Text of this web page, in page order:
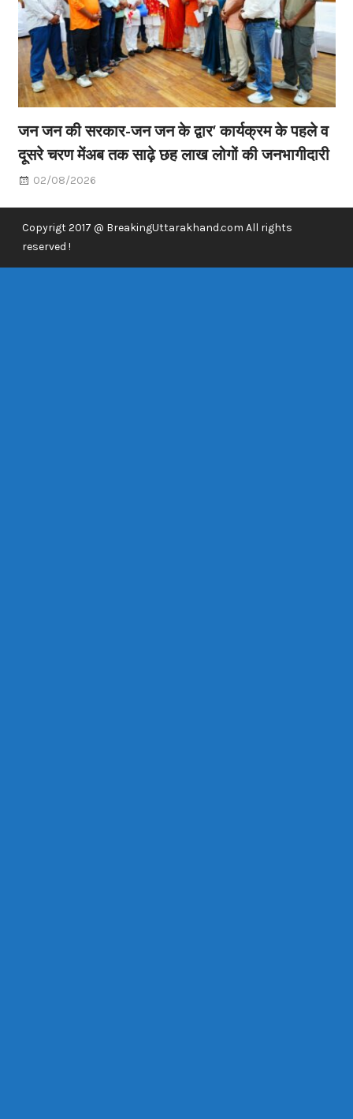
जन जन की सरकार-जन जन के द्वार’ कार्यक्रम के पहले व
दूसरे चरण मेंअब तक साढ़े छह लाख लोगों की जनभागीदारी
02/08/2026
Copyrigt 2017 @ BreakingUttarakhand.com All rights
reserved !